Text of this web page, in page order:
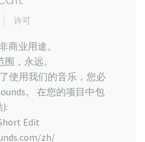
许可
商业用途。
，永远。
使用我们的音乐，您必
。 在您的项目中包
Edit
zh/